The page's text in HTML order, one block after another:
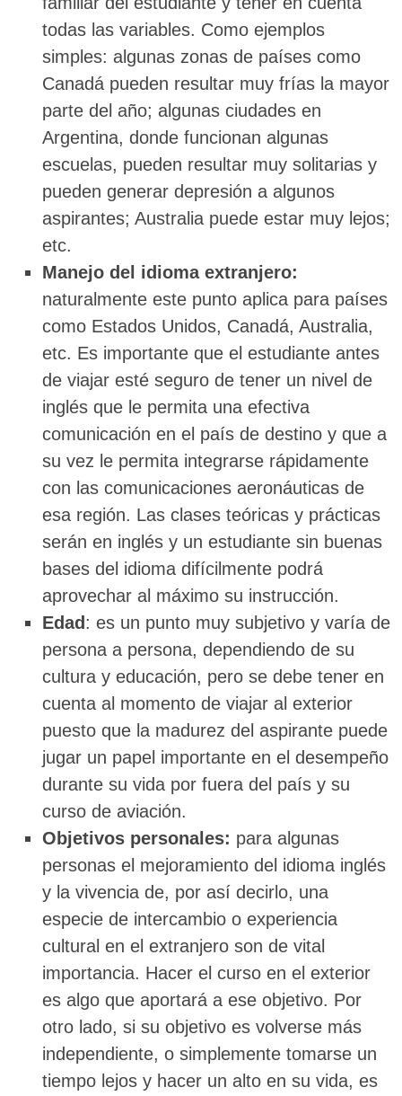
todas las variables. Como ejemplos
simples: algunas zonas de países como
Canadá pueden resultar muy frías la mayor
parte del año; algunas ciudades en
Argentina, donde funcionan algunas
escuelas, pueden resultar muy solitarias y
pueden generar depresión a algunos
aspirantes; Australia puede estar muy lejos;
etc.
Manejo del idioma extranjero:
naturalmente este punto aplica para países
como Estados Unidos, Canadá, Australia,
etc. Es importante que el estudiante antes
de viajar esté seguro de tener un nivel de
inglés que le permita una efectiva
comunicación en el país de destino y que a
su vez le permita integrarse rápidamente
con las comunicaciones aeronáuticas de
esa región. Las clases teóricas y prácticas
serán en inglés y un estudiante sin buenas
bases del idioma difícilmente podrá
aprovechar al máximo su instrucción.
Edad : es un punto muy subjetivo y varía de
persona a persona, dependiendo de su
cultura y educación, pero se debe tener en
cuenta al momento de viajar al exterior
puesto que la madurez del aspirante puede
jugar un papel importante en el desempeño
durante su vida por fuera del país y su
curso de aviación.
Objetivos personales: para algunas
personas el mejoramiento del idioma inglés
y la vivencia de, por así decirlo, una
especie de intercambio o experiencia
cultural en el extranjero son de vital
importancia. Hacer el curso en el exterior
es algo que aportará a ese objetivo. Por
otro lado, si su objetivo es volverse más
independiente, o simplemente tomarse un
tiempo lejos y hacer un alto en su vida, es